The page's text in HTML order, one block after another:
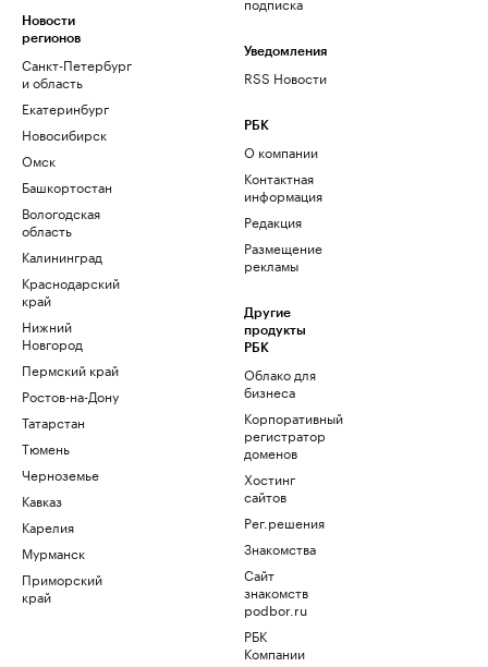
Новости
регионов
Санкт-Петербург
и область
Екатеринбург
Новосибирск
Омск
Башкортостан
Вологодская
область
Калининград
Краснодарский
край
Нижний
Новгород
Пермский край
Ростов-на-Дону
Татарстан
Тюмень
Черноземье
Кавказ
Карелия
Мурманск
Приморский
край
Уведомления
RSS Новости
РБК
О компании
Контактная
информация
Редакция
Размещение
рекламы
Другие
продукты
РБК
Облако для
бизнеса
Корпоративный
регистратор
доменов
Хостинг
сайтов
Рег.решения
Знакомства
Сайт
знакомств
podbor.ru
РБК
Компании